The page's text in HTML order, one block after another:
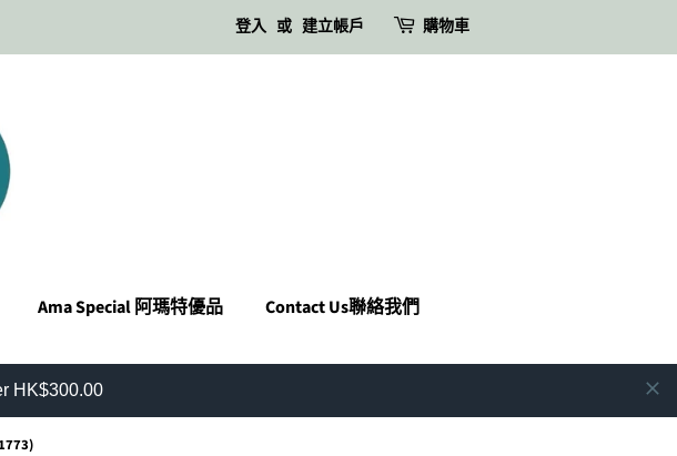
登入 或 建立帳戶 購物車
Ama Special 阿瑪特優品 Contact Us聯絡我們
HK$300.00